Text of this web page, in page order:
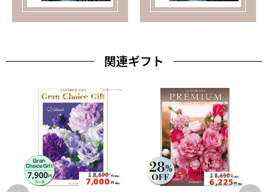
関連ギフト